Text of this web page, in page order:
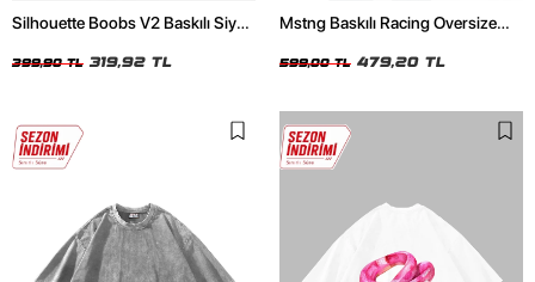
Silhouette Boobs V2 Baskılı Siyah
399,90 TL 319,92 TL
Mstng Baskılı Racing Oversize
599,00 TL 479,20 TL